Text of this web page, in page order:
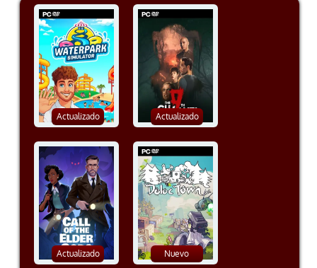
Actualizado Actualizado
Actualizado Nuevo